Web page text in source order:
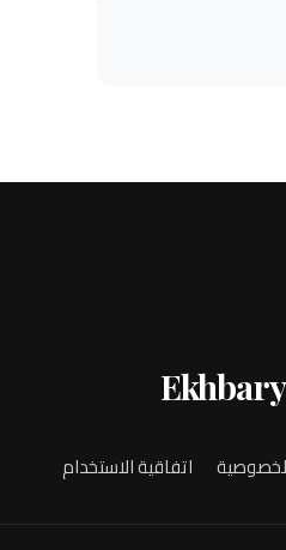
اتفاقية الاستخدام